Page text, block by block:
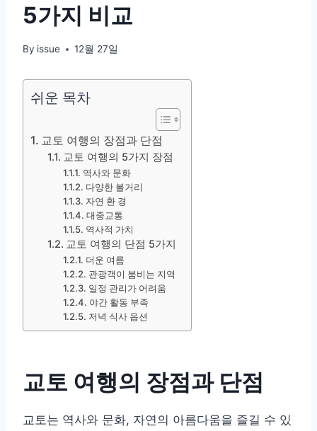
5가지 비교
By issue 12월 27일
쉬운 목차
교토 여행의 장점과 단점
교토 여행의 5가지 장점
역사와 문화
다양한 볼거리
자연 환 ​​경
대중교통
역사적 가치
교토 여행의 단점 5가지
더운 여름
관광객이 붐비는 지역
일정 관리가 어려움
야간 활동 부족
저녁 식사 옵션
교토 여행의 장점과 단점
교토는 역사와 문화, 자연의 아름다움을 즐길 수 있